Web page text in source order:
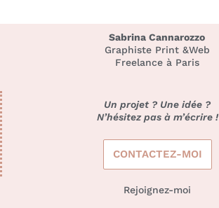
Sabrina Cannarozzo
Graphiste Print &Web
Freelance à Paris
Un projet ? Une idée ?
N’hésitez pas à m’écrire !
CONTACTEZ-MOI
Rejoignez-moi